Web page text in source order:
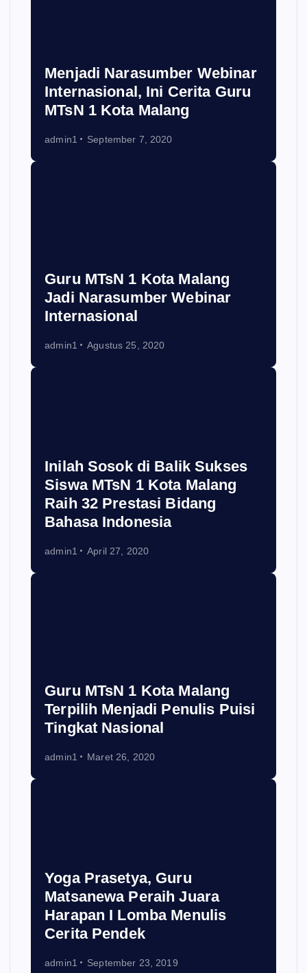
Menjadi Narasumber Webinar
Internasional, Ini Cerita Guru
MTsN 1 Kota Malang
admin1 September 7, 2020
Guru MTsN 1 Kota Malang
Jadi Narasumber Webinar
Internasional
admin1 Agustus 25, 2020
Inilah Sosok di Balik Sukses
Siswa MTsN 1 Kota Malang
Raih 32 Prestasi Bidang
Bahasa Indonesia
admin1 April 27, 2020
Guru MTsN 1 Kota Malang
Terpilih Menjadi Penulis Puisi
Tingkat Nasional
admin1 Maret 26, 2020
Yoga Prasetya, Guru
Matsanewa Peraih Juara
Harapan I Lomba Menulis
Cerita Pendek
admin1 September 23, 2019